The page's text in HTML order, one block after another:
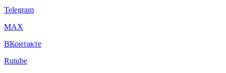
Telegram
МАХ
ВКонтакте
Rutube